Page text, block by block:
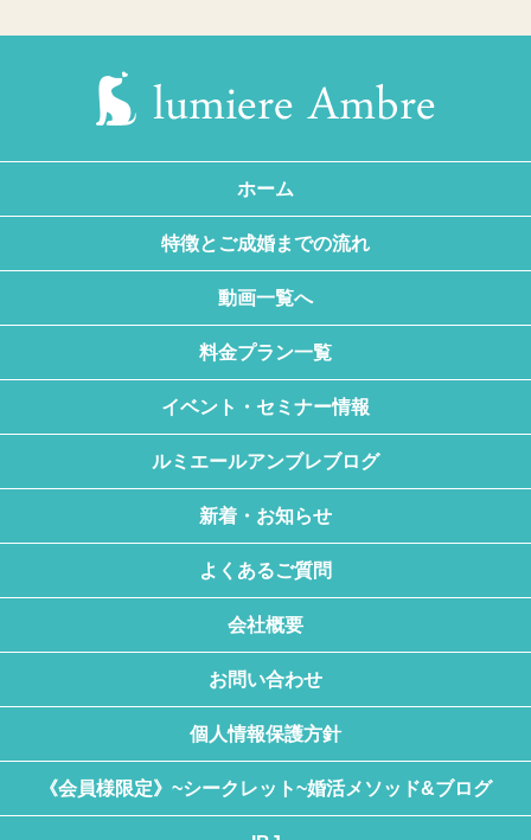
ホーム
特徴とご成婚までの流れ
動画一覧へ
料金プラン一覧
イベント・セミナー情報
ルミエールアンブレブログ
新着・お知らせ
よくあるご質問
会社概要
お問い合わせ
個人情報保護方針
《会員様限定》~シークレット~婚活メソッド&ブログ